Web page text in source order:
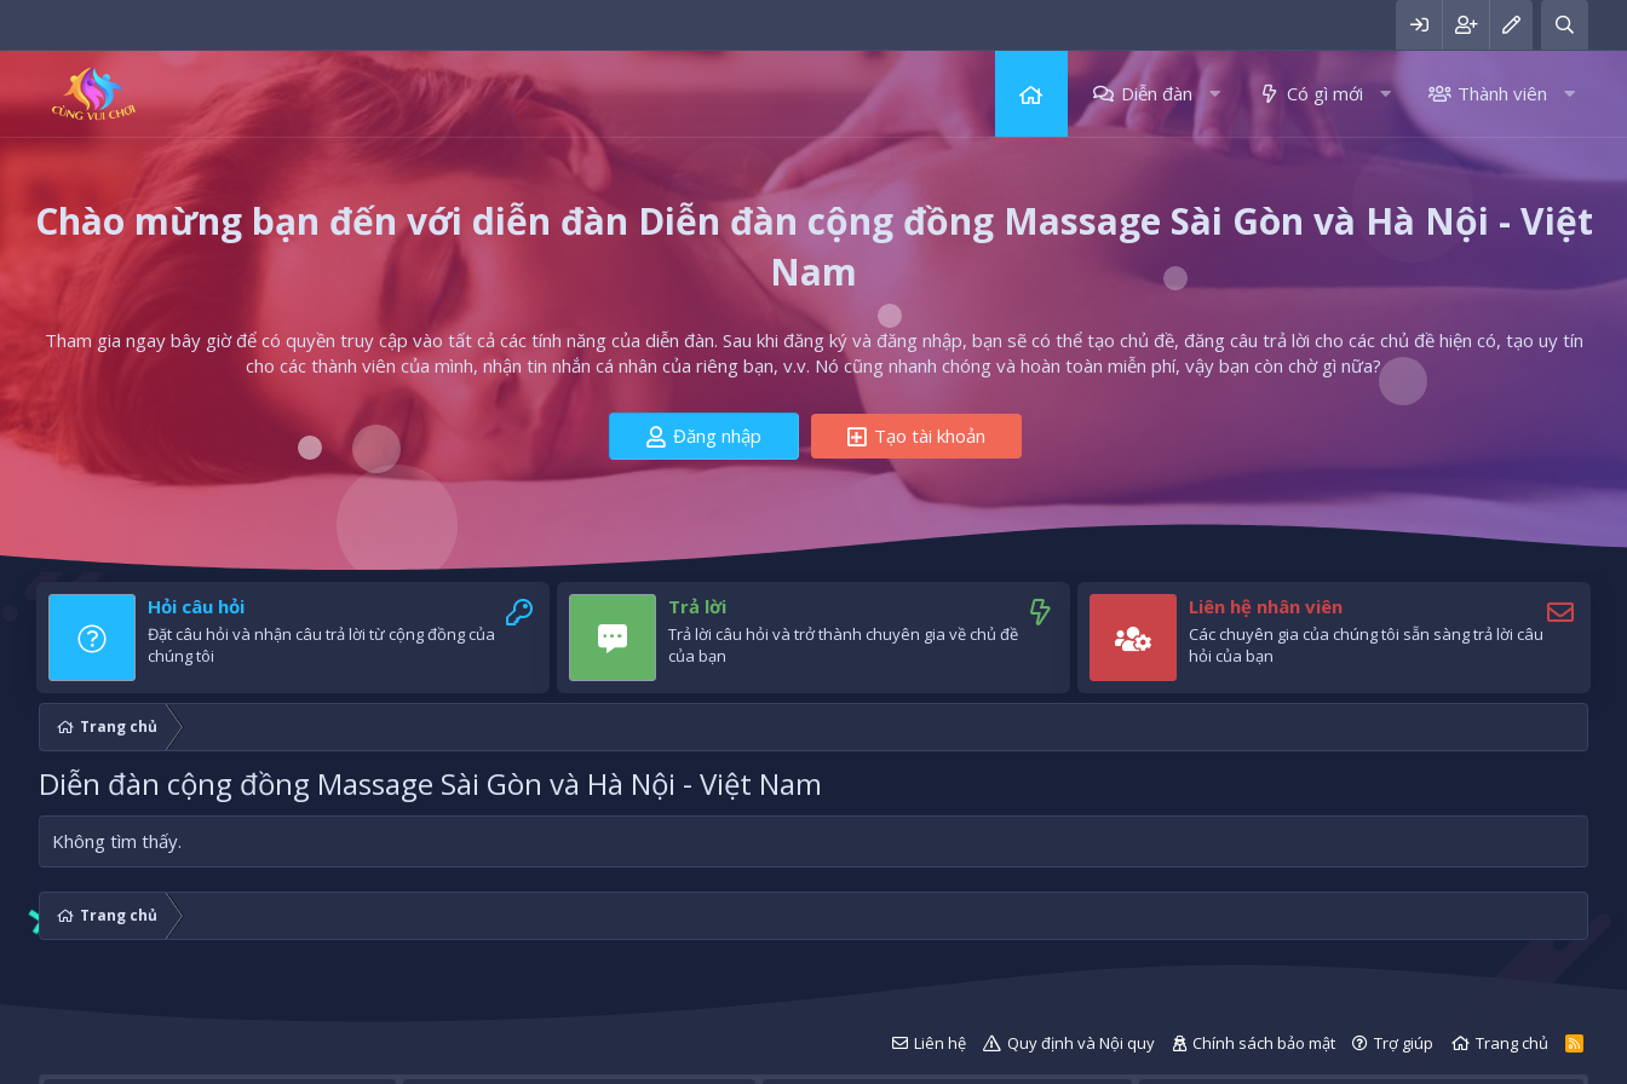
Diễn đàn Có gì mới Thành viên
Chào mừng bạn đến với diễn đàn Diễn đàn cộng đồng Massage Sài Gòn và Hà Nội - Việt
Nam
Tham gia ngay bây giờ để có quyền truy cập vào tất cả các tính năng của diễn đàn. Sau khi đăng ký và đăng nhập, bạn sẽ có thể tạo chủ đề, đăng câu trả lời cho các chủ đề hiện có, tạo uy tín
cho các thành viên của mình, nhận tin nhắn cá nhân của riêng bạn, v.v. Nó cũng nhanh chóng và hoàn toàn miễn phí, vậy bạn còn chờ gì nữa?
Đăng nhập Tạo tài khoản
Hỏi câu hỏi
Đặt câu hỏi và nhận câu trả lời từ cộng đồng của
chúng tôi
Trả lời
Trả lời câu hỏi và trở thành chuyên gia về chủ đề
của bạn
Liên hệ nhân viên
Các chuyên gia của chúng tôi sẵn sàng trả lời câu
hỏi của bạn
Trang chủ
Diễn đàn cộng đồng Massage Sài Gòn và Hà Nội - Việt Nam
Không tìm thấy.
Trang chủ
Liên hệ Quy định và Nội quy Chính sách bảo mật Trợ giúp Trang chủ
R
S